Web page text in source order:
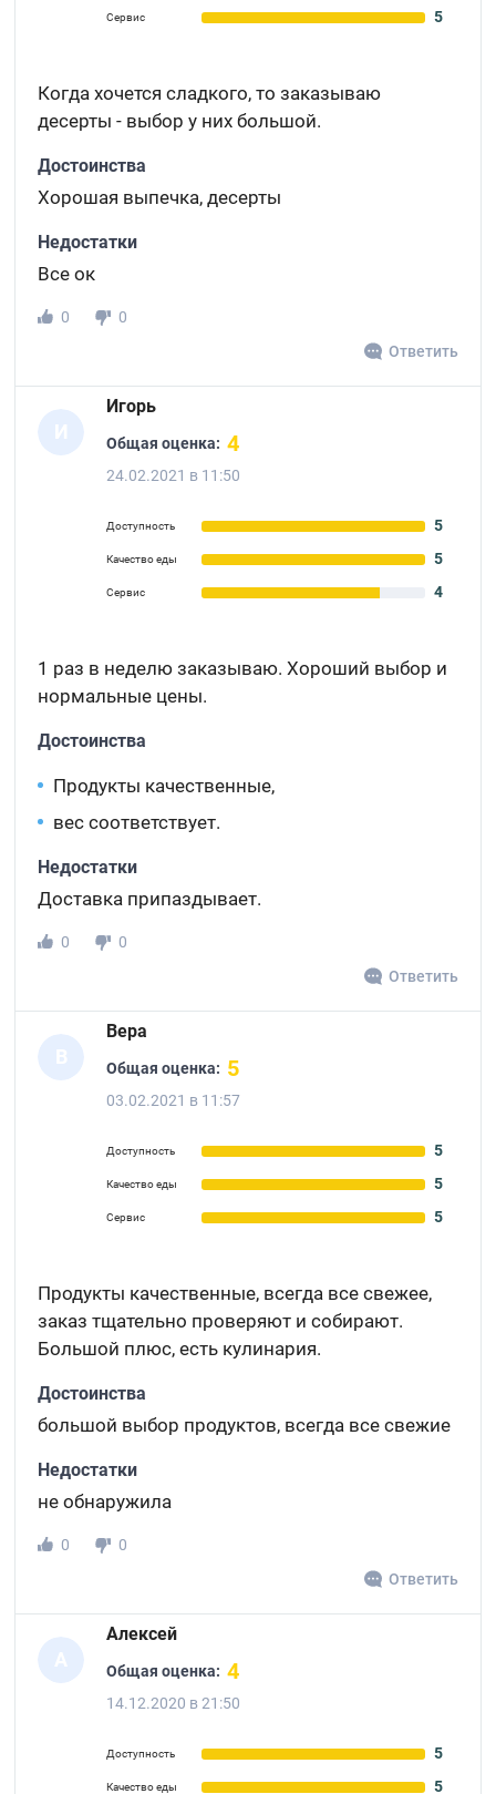
Сервис 5
Когда хочется сладкого, то заказываю
десерты - выбор у них большой.
Достоинства
Хорошая выпечка, десерты
Недостатки
Все ок
0
0
Ответить
И
Игорь
Общая оценка: 4
24.02.2021 в 11:50
Доступность 5
Качество еды 5
Сервис 4
1 раз в неделю заказываю. Хороший выбор и
нормальные цены.
Достоинства
Продукты качественные,
вес соответствует.
Недостатки
Доставка припаздывает.
0
0
Ответить
В
Вера
Общая оценка: 5
03.02.2021 в 11:57
Доступность 5
Качество еды 5
Сервис 5
Продукты качественные, всегда все свежее,
заказ тщательно проверяют и собирают.
Большой плюс, есть кулинария.
Достоинства
большой выбор продуктов, всегда все свежие
Недостатки
не обнаружила
0
0
Ответить
А
Алексей
Общая оценка: 4
14.12.2020 в 21:50
Доступность 5
Качество еды 5